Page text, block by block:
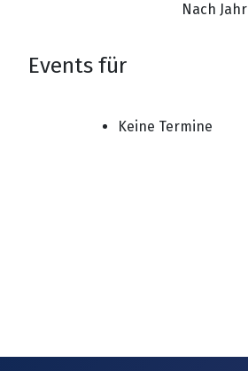
Nach Jahr
Events für
Keine Termine